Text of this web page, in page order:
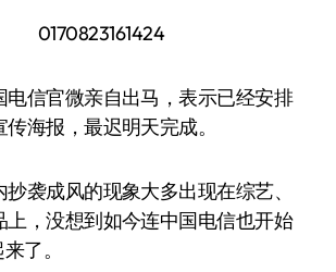
电信官微亲自出马，表示已经安排
海报，最迟明天完成。
袭成风的现象大多出现在综艺、
上，没想到如今连中国电信也开始
了。